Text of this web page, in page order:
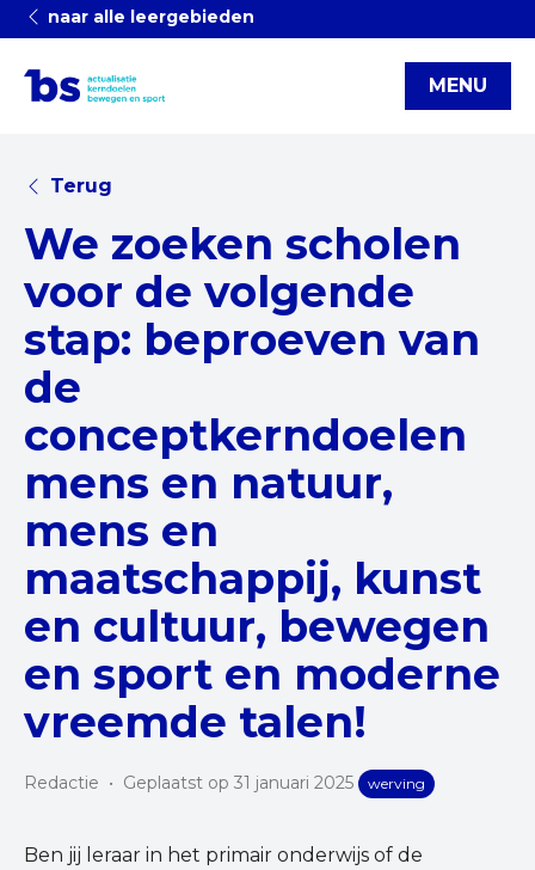
naar alle leergebieden
MENU
Terug
We zoeken scholen
voor de volgende
stap: beproeven van
de
conceptkerndoelen
mens en natuur,
mens en
maatschappij, kunst
en cultuur, bewegen
en sport en moderne
vreemde talen!
Redactie • Geplaatst op 31 januari 2025 werving
Ben jij leraar in het primair onderwijs of de